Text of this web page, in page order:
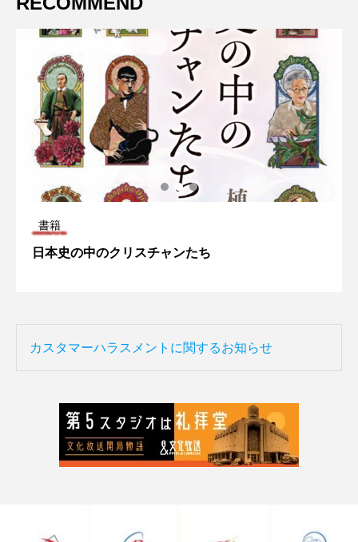
書籍
日本史の中のクリスチャンたち
カスタマーハラスメントに関するお知らせ